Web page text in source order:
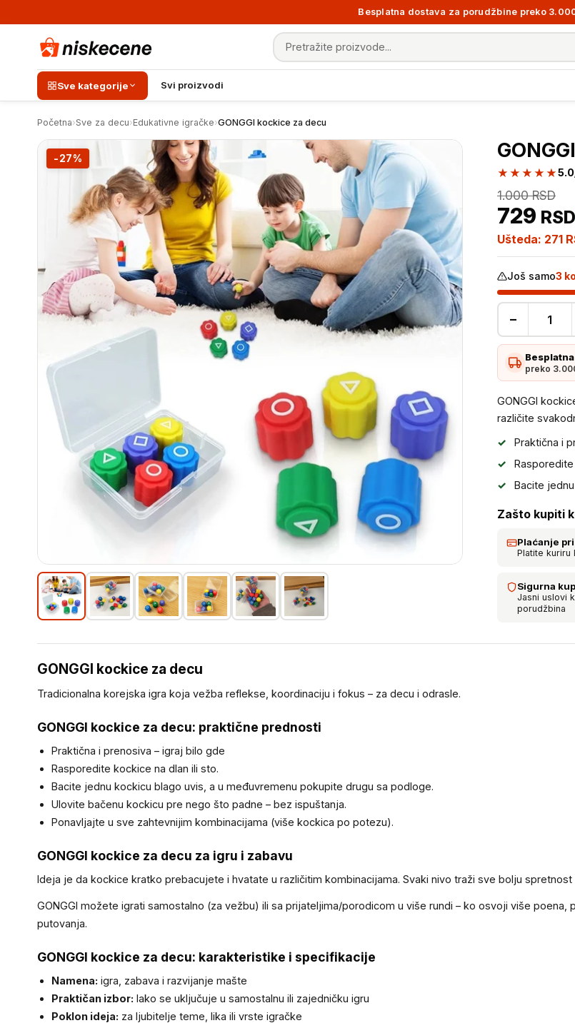
Besplatna dostava za porudžbine preko 3.000
Pretraga proizvoda
Sve kategorije Svi proizvodi
Početna›Sve za decu›Edukativne igračke›GONGGI kockice za decu
-27%
★★★★★
729 RSD
1.000RSD
Ušteda: 271
Još samo3
kockice
za
decu
količina
−
preko
GONGGI
različite
Praktična i
Bacite
Zašto kupiti
Plaćanje
Platite kuriru
Sigurna
Jasni uslovi
porudžbina
GONGGI kockice za decu
GONGGI kockice za decu
Tradicionalna korejska igra koja vežba reflekse, koordinaciju i fokus – za decu i odrasle.
GONGGI kockice za decu: praktične prednosti
Praktična i prenosiva – igraj bilo gde
Rasporedite kockice na dlan ili sto.
Bacite jednu kockicu blago uvis, a u međuvremenu pokupite drugu sa podloge.
Ulovite bačenu kockicu pre nego što padne – bez ispuštanja.
Ponavljajte u sve zahtevnijim kombinacijama (više kockica po potezu).
GONGGI kockice za decu za igru i zabavu
Ideja je da kockice kratko prebacujete i hvatate u različitim kombinacijama. Svaki nivo traži sve bolju
GONGGI možete igrati samostalno (za vežbu) ili sa prijateljima/porodicom u više rundi – ko osvoji više
putovanja.
GONGGI kockice za decu: karakteristike i specifikacije
Namena: igra, zabava i razvijanje mašte
Praktičan izbor: lako se uključuje u samostalnu ili zajedničku igru
Poklon ideja: za ljubitelje teme, lika ili vrste igračke